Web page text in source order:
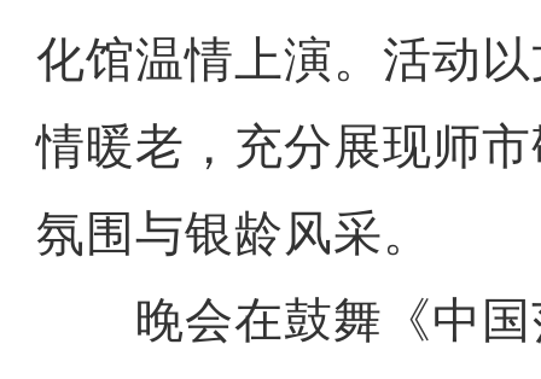
化馆温情上演。活动
情暖老，充分展现师
氛围与银龄风采。
晚会在鼓舞《中国